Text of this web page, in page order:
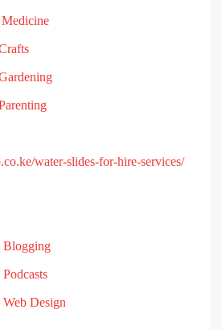
water-slides-for-hire-services/
Blogging
Web Design